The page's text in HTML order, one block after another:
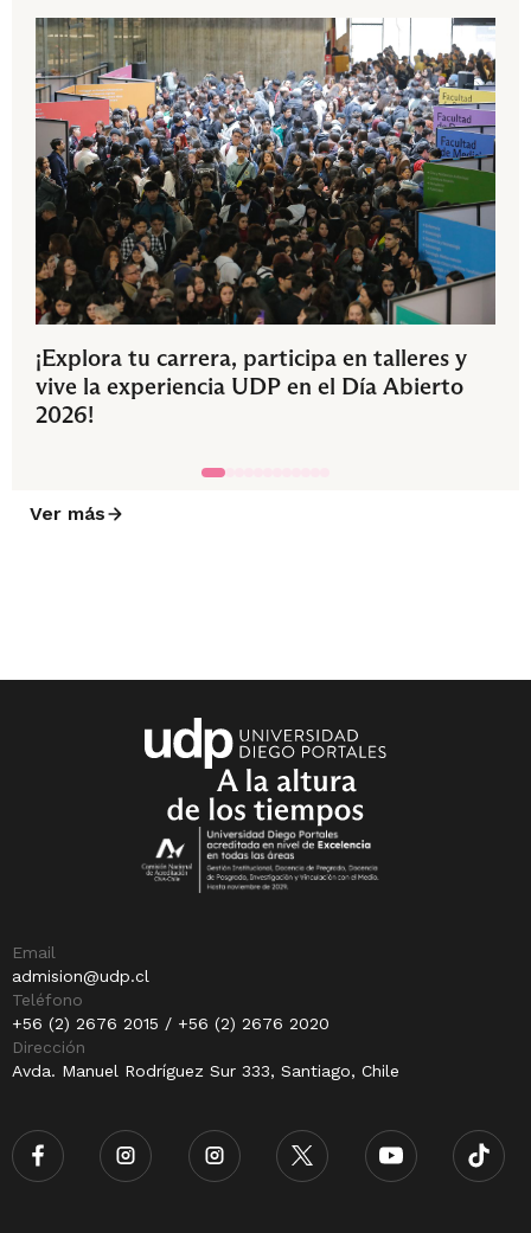
¡Explora tu carrera, participa en talleres y
vive la experiencia UDP en el Día Abierto
2026!
Ver más
Email
admision@udp.cl
Teléfono
+56 (2) 2676 2015 / +56 (2) 2676 2020
Dirección
Avda. Manuel Rodríguez Sur 333, Santiago, Chile